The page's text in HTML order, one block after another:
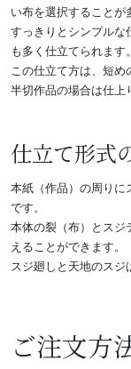
い布を選択することが
すっきりとシンプルな
も多く仕立てられます。
この仕立て方は、短め
半切作品の場合は仕上
仕立て形式
本紙（作品）の周りに
です。
本体の裂（布）とスジ
えることができます。
スジ廻しと天地のスジ
ご注文方